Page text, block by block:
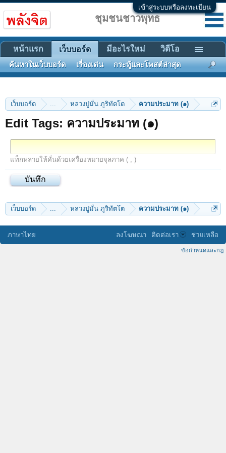
เข้าสู่ระบบหรือลงทะเบียน
เว็บบอร์ด ... หลวงปู่มั่น ภูริทัตโต ความประมาท (๑)
Edit Tags: ความประมาท (๑)
แท็กหลายให้คั่นด้วยเครื่องหมายจุลภาค ( , )
เว็บบอร์ด ... หลวงปู่มั่น ภูริทัตโต ความประมาท (๑)
ชุมชนชาวพุทธ
หน้าแรก เว็บบอร์ด
ค้นหาในเว็บบอร์ด เรื่องเด่น กระทู้และโพสต์ล่าสุด
มีอะไรใหม่ วิดีโอ
ภาษาไทย ลงโฆษณา ติดต่อเรา ช่วยเหลือ
ข้อกำหนดและกฎ